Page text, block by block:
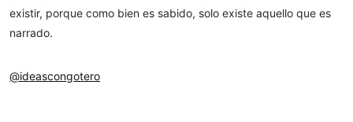
existir, porque como bien es sabido, solo existe aquello que es
narrado.
@ideascongotero